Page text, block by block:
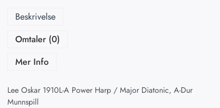
Beskrivelse
Omtaler (0)
Mer Info
Lee Oskar 1910L-A Power Harp / Major Diatonic, A-Dur
Munnspill